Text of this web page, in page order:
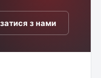
з нами